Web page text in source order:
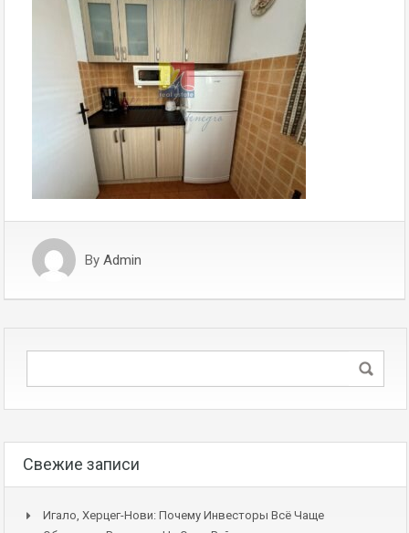
By Admin
Свежие записи
Игало, Херцег-Нови: Почему Инвесторы Всё Чаще